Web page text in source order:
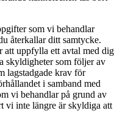
som vi behandlar
återkallar ditt samtycke.
att uppfylla ett avtal med dig
skyldigheter som följer av
lagstadgade krav för
i samband med
vi behandlar på grund av
vi inte längre är skyldiga att